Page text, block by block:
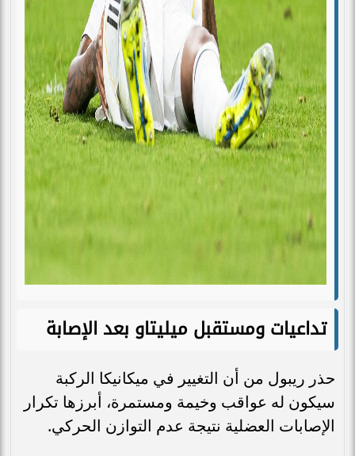
تداعيات ومستقبل ميليتاو بعد الإصابة
حذر ريبول من أن التغيير في ميكانيكا الركبة
سيكون له عواقب وخيمة ومستمرة، أبرزها تكرار
الإصابات العضلية نتيجة عدم التوازن الحركي.